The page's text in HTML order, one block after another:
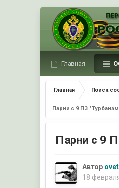
Главная
Главная Поиск
Парни с 9 ПЗ
Парни с 9
Автор ovet
18